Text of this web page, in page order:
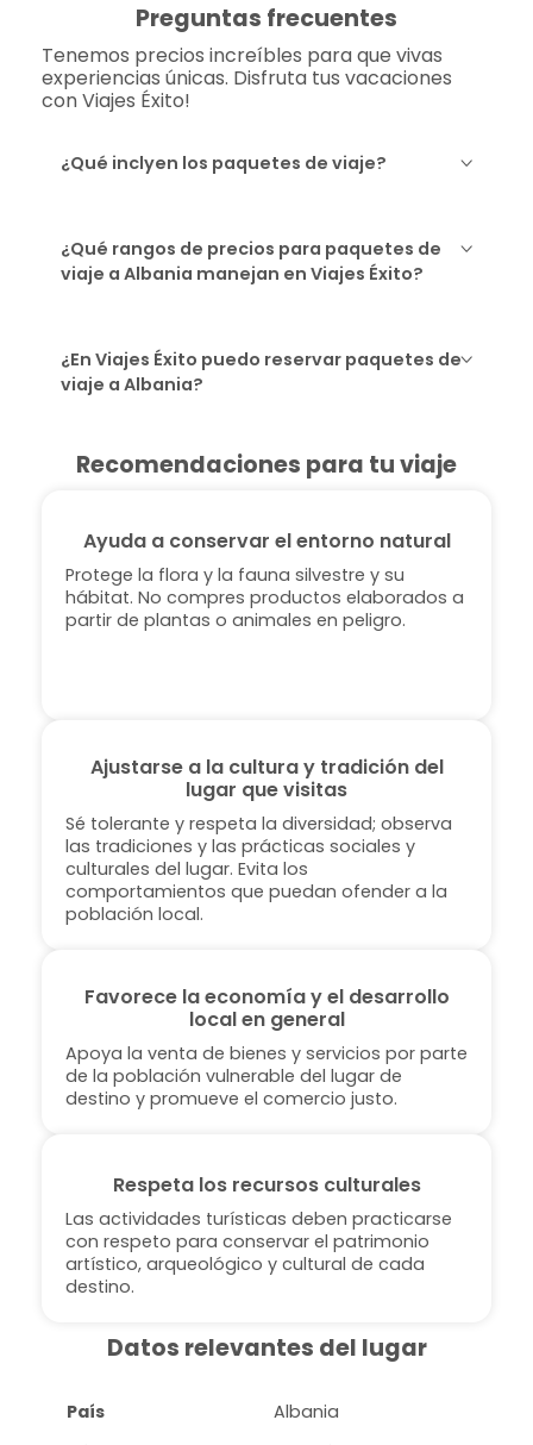
Preguntas frecuentes
Tenemos precios increíbles para que vivas
experiencias únicas. Disfruta tus vacaciones
con Viajes Éxito!
¿Qué inclyen los paquetes de viaje?
¿Qué rangos de precios para paquetes de
viaje a Albania manejan en Viajes Éxito?
¿En Viajes Éxito puedo reservar paquetes de
viaje a Albania?
Recomendaciones para tu viaje
Ayuda a conservar el entorno natural
Protege la flora y la fauna silvestre y su
hábitat. No compres productos elaborados a
partir de plantas o animales en peligro.
Ajustarse a la cultura y tradición del
lugar que visitas
Sé tolerante y respeta la diversidad; observa
las tradiciones y las prácticas sociales y
culturales del lugar. Evita los
comportamientos que puedan ofender a la
población local.
Favorece la economía y el desarrollo
local en general
Apoya la venta de bienes y servicios por parte
de la población vulnerable del lugar de
destino y promueve el comercio justo.
Respeta los recursos culturales
Las actividades turísticas deben practicarse
con respeto para conservar el patrimonio
artístico, arqueológico y cultural de cada
destino.
Datos relevantes del lugar
País
Albania